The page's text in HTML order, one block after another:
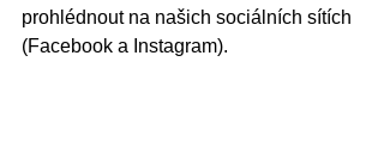
prohlédnout na našich sociálních sítích
(Facebook a Instagram).